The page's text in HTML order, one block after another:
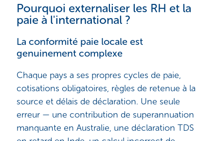
Pourquoi externaliser les RH et la
paie à l'international ?
La conformité paie locale est
genuinement complexe
Chaque pays a ses propres cycles de paie,
cotisations obligatoires, règles de retenue à la
source et délais de déclaration. Une seule
erreur — une contribution de superannuation
manquante en Australie, une déclaration TDS